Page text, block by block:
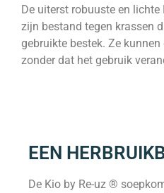
De uiterst robuuste en
zijn bestand tegen krassen
gebruikte bestek. Ze
zonder dat het gebruik
EEN
De Kio by Re-uz ®